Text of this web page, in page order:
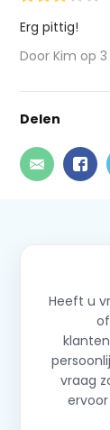
Erg pittig!
Door Kim op 3
Delen
Heeft u
vraag